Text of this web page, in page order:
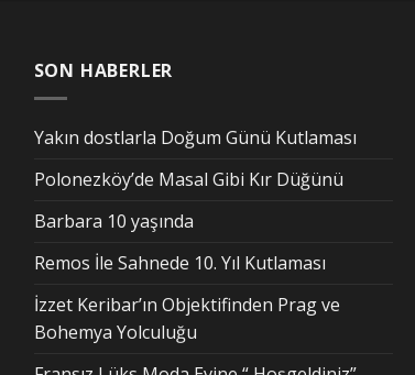
SON HABERLER
Yakın dostlarla Doğum Günü Kutlaması
Polonezköy’de Masal Gibi Kır Düğünü
Barbara 10 yaşında
Remos İle Sahnede 10. Yıl Kutlaması
İzzet Keribar’ın Objektifinden Prag ve
Bohemya Yolculuğu